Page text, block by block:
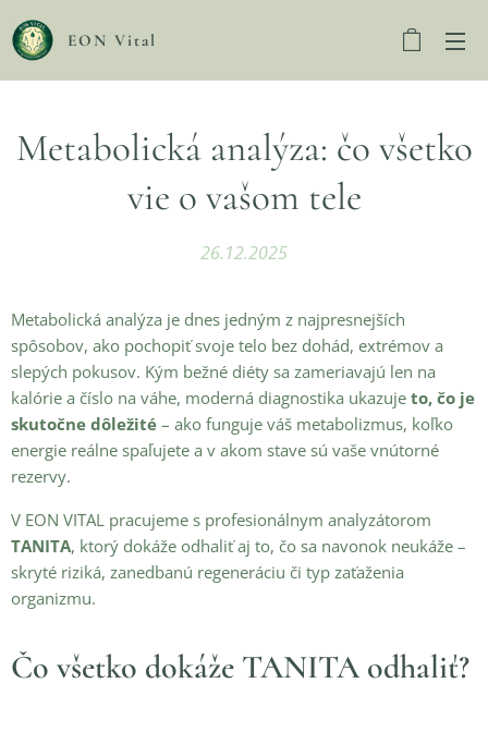
EON Vital
Metabolická analýza: čo všetko
vie o vašom tele
26.12.2025
Metabolická analýza je dnes jedným z najpresnejších
spôsobov, ako pochopiť svoje telo bez dohád, extrémov a
slepých pokusov. Kým bežné diéty sa zameriavajú len na
kalórie a číslo na váhe, moderná diagnostika ukazuje to, čo je
skutočne dôležité – ako funguje váš metabolizmus, koľko
energie reálne spaľujete a v akom stave sú vaše vnútorné
rezervy.
V EON VITAL pracujeme s profesionálnym analyzátorom
TANITA, ktorý dokáže odhaliť aj to, čo sa navonok neukáže –
skryté riziká, zanedbanú regeneráciu či typ zaťaženia
organizmu.
Čo všetko dokáže TANITA odhaliť?